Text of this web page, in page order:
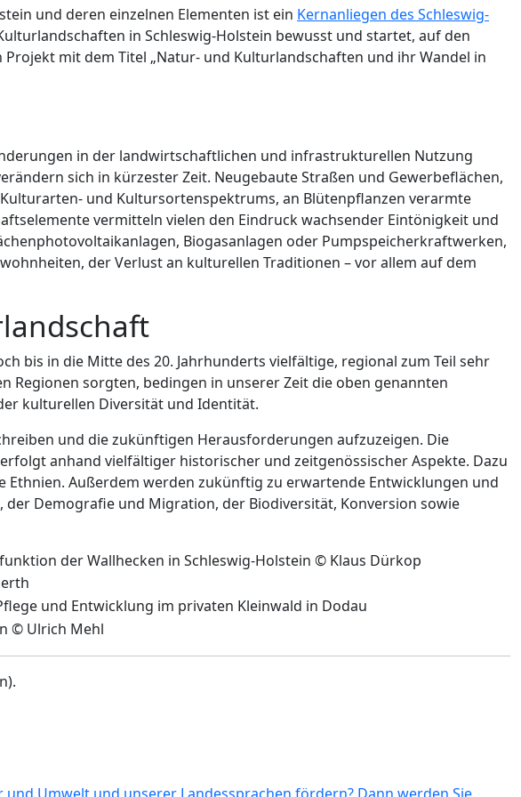
und deren einzelnen Elementen ist ein Kernanliegen des Schleswig-
in Schleswig-Holstein bewusst und startet, auf den
mit dem Titel „Natur- und Kulturlandschaften und ihr Wandel in
in der landwirtschaftlichen und infrastrukturellen Nutzung
sich in kürzester Zeit. Neugebaute Straßen und Gewerbeflächen,
und Kultursortenspektrums, an Blütenpflanzen verarmte
vermitteln vielen den Eindruck wachsender Eintönigkeit und
Biogasanlagen oder Pumpspeicherkraftwerken,
der Verlust an kulturellen Traditionen – vor allem auf dem
bis in die Mitte des 20. Jahrhunderts vielfältige, regional zum Teil sehr
sorgten, bedingen in unserer Zeit die oben genannten
kulturellen Diversität und Identität.
und die zukünftigen Herausforderungen aufzuzeigen. Die
anhand vielfältiger historischer und zeitgenössischer Aspekte. Dazu
Außerdem werden zukünftig zu erwartende Entwicklungen und
Demografie und Migration, der Biodiversität, Konversion sowie
der Wallhecken in Schleswig-Holstein © Klaus Dürkop
und Entwicklung im privaten Kleinwald in Dodau
© Ulrich Mehl
Umwelt und unserer Landessprachen fördern? Dann werden Sie